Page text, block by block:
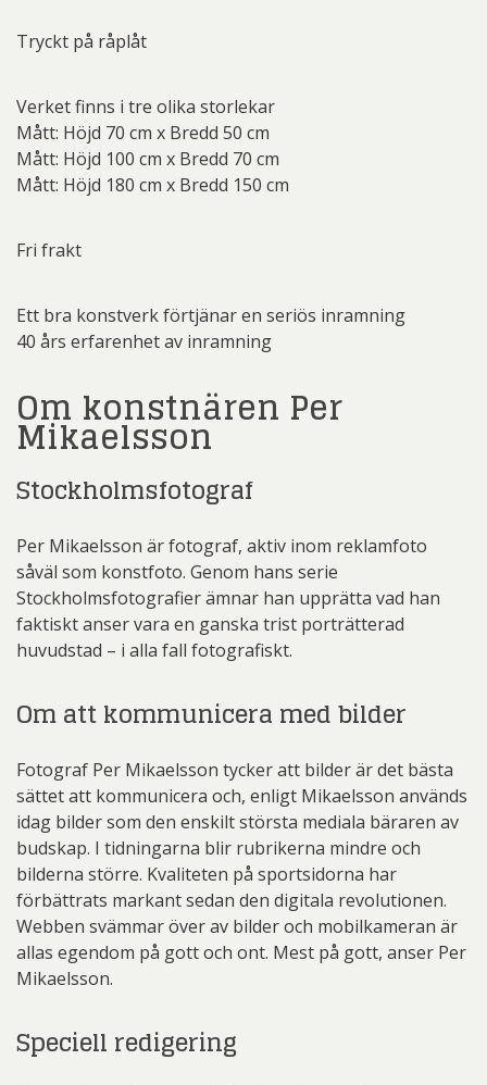
Tryckt på råplåt
Verket finns i tre olika storlekar
Mått: Höjd 70 cm x Bredd 50 cm
Mått: Höjd 100 cm x Bredd 70 cm
Mått: Höjd 180 cm x Bredd 150 cm
Fri frakt
Ett bra konstverk förtjänar en seriös inramning
40 års erfarenhet av inramning
Om konstnären Per
Mikaelsson
Stockholmsfotograf
Per Mikaelsson är fotograf, aktiv inom reklamfoto
såväl som konstfoto. Genom hans serie
Stockholmsfotografier ämnar han upprätta vad han
faktiskt anser vara en ganska trist porträtterad
huvudstad – i alla fall fotografiskt.
Om att kommunicera med bilder
Fotograf Per Mikaelsson tycker att bilder är det bästa
sättet att kommunicera och, enligt Mikaelsson används
idag bilder som den enskilt största mediala bäraren av
budskap. I tidningarna blir rubrikerna mindre och
bilderna större. Kvaliteten på sportsidorna har
förbättrats markant sedan den digitala revolutionen.
Webben svämmar över av bilder och mobilkameran är
allas egendom på gott och ont. Mest på gott, anser Per
Mikaelsson.
Speciell redigering